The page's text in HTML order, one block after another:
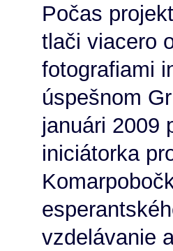
Počas
tlači viacero
fotografiami
úspešnom
januári 2009
iniciátorka
vzdelávanie